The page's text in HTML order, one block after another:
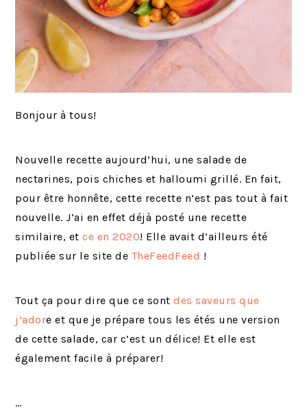
Bonjour à tous!
Nouvelle recette aujourd’hui, une salade de
nectarines, pois chiches et halloumi grillé. En fait,
pour être honnête, cette recette n’est pas tout à fait
nouvelle. J’ai en effet déjà posté une recette
similaire, etce en 2020! Elle avait d’ailleurs été
publiée sur le site de TheFeedFeed !
Tout ça pour dire que ce sontdes saveurs que
j’adore et que je prépare tous les étés une version
de cette salade, car c’est un délice! Et elle est
également facile à préparer!
…